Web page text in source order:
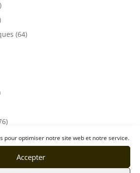
pour optimiser notre site web et notre service.
Accepter
(64)